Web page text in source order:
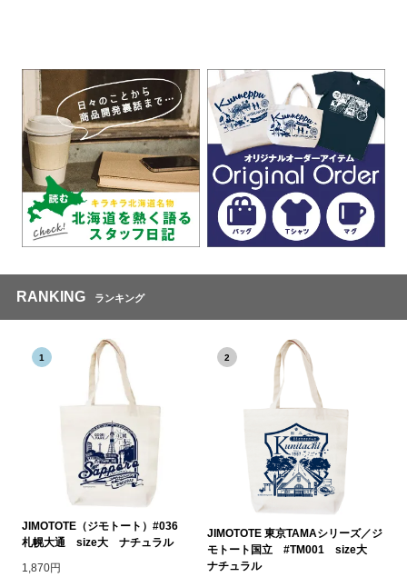
RANKING ランキング
1
JIMOTOTE（ジモトート）#036
札幌大通 size大 ナチュラル
1,870円
2
JIMOTOTE 東京TAMAシリーズ／ジ
モトート国立 #TM001 size大
ナチュラル